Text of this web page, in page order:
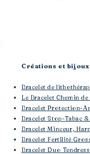
Créations et
Bracelet de
Le Bracelet Chemin de
Bracelet Protection-
Bracelet Stop-Tabac
Bracelet Minceur,
Bracelet Fertilité
Bracelet Duo